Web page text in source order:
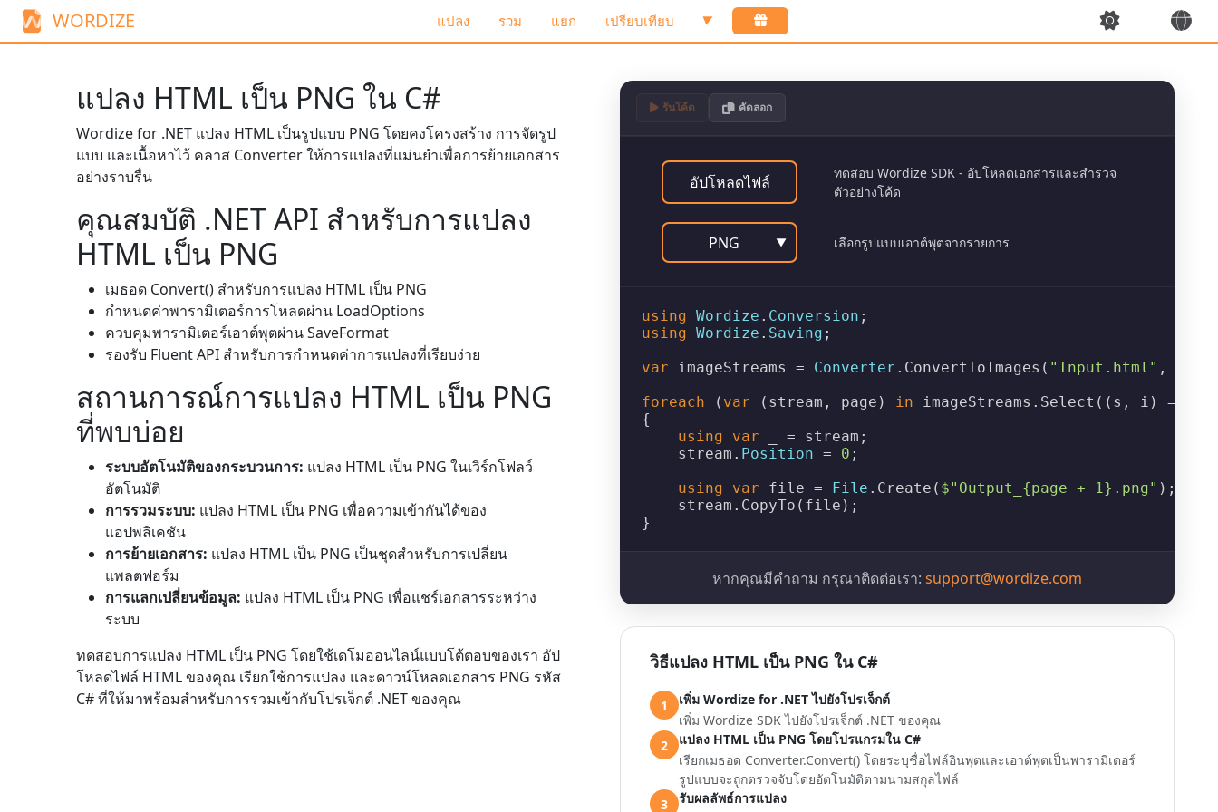
WORDIZE แปลง รวม แยก เปรียบเทียบ ▼
แปลง HTML เป็น PNG ใน C#
Wordize for .NET แปลง HTML เป็นรูปแบบ PNG โดยคงโครงสร้าง การจัดรูป
แบบ และเนื้อหาไว้ คลาส Converterให้การแปลงที่แม่นยำเพื่อการย้ายเอกสาร
อย่างราบรื่น
คุณสมบัติ .NET API สำหรับการแปลง
HTML เป็น PNG
เมธอด Convert() สำหรับการแปลง HTML เป็น PNG
กำหนดค่าพารามิเตอร์การโหลดผ่าน LoadOptions
ควบคุมพารามิเตอร์เอาต์พุตผ่านSaveFormat
รองรับ Fluent API สำหรับการกำหนดค่าการแปลงที่เรียบง่าย
สถานการณ์การแปลง HTML เป็น PNG
ที่พบบ่อย
ระบบอัตโนมัติของกระบวนการ: แปลง HTML เป็น PNG ในเวิร์กโฟลว์
อัตโนมัติ
การรวมระบบ: แปลง HTML เป็น PNG เพื่อความเข้ากันได้ของ
แอปพลิเคชัน
การย้ายเอกสาร: แปลง HTML เป็น PNG เป็นชุดสำหรับการเปลี่ยน
แพลตฟอร์ม
การแลกเปลี่ยนข้อมูล: แปลง HTML เป็น PNG เพื่อแชร์เอกสารระหว่าง
ระบบ
ทดสอบการแปลง HTML เป็น PNG โดยใช้เดโมออนไลน์แบบโต้ตอบของเรา อัป
โหลดไฟล์ HTML ของคุณ เรียกใช้การแปลง และดาวน์โหลดเอกสาร PNG รหัส
C# ที่ให้มาพร้อมสำหรับการรวมเข้ากับโปรเจ็กต์ .NET ของคุณ
รันโค้ด คัดลอก
อัปโหลดไฟล์
ทดสอบ Wordize SDK - อัปโหลดเอกสารและสำรวจ
ตัวอย่างโค้ด
PNG ▼ เลือกรูปแบบเอาต์พุตจากรายการ
using Wordize . Conversion
using Wordize . Saving ;
var imageStreams = Converter . ConvertToImages ( "Input.html" ,
foreach ( var (stream, page) in imageStreams. Select ((s, i) =>
{
using
var _ = stream;
    stream.
Position = 0 ;
using
var file = File . Create ( $"Output_{page + 1}.png" );
    stream.
CopyTo (file);
หากคุณมีคำถาม กรุณาติดต่อเรา: support@wordize.com
วิธีแปลง HTML เป็น PNG ใน C#
1
เพิ่ม Wordize for .NET ไปยังโปรเจ็กต์
เพิ่ม Wordize SDK ไปยังโปรเจ็กต์ .NET ของคุณ
2
แปลง HTML เป็น PNG โดยโปรแกรมใน C#
เรียกเมธอด Converter.Convert() โดยระบุชื่อไฟล์อินพุตและเอาต์พุตเป็นพารามิเตอร์
รูปแบบจะถูกตรวจจับโดยอัตโนมัติตามนามสกุลไฟล์
3
รับผลลัพธ์การแปลง